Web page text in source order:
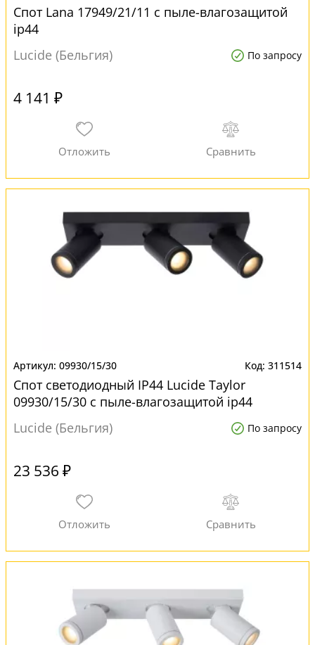
Спот Lana 17949/21/11 с пыле-влагозащитой
ip44
Lucide (Бельгия)
По запросу
4 141 ₽
09930/15/30 311514
Спот светодиодный IP44 Lucide Taylor
09930/15/30 с пыле-влагозащитой ip44
Lucide (Бельгия)
По запросу
23 536 ₽